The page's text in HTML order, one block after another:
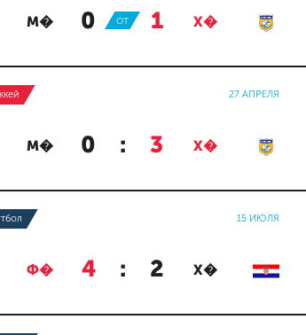
М� 0 : 1 Х�
ОТ
27 АПРЕЛЯ
М� 0 : 3 Х�
15 ИЮЛЯ
Ф� 4 : 2 Х�